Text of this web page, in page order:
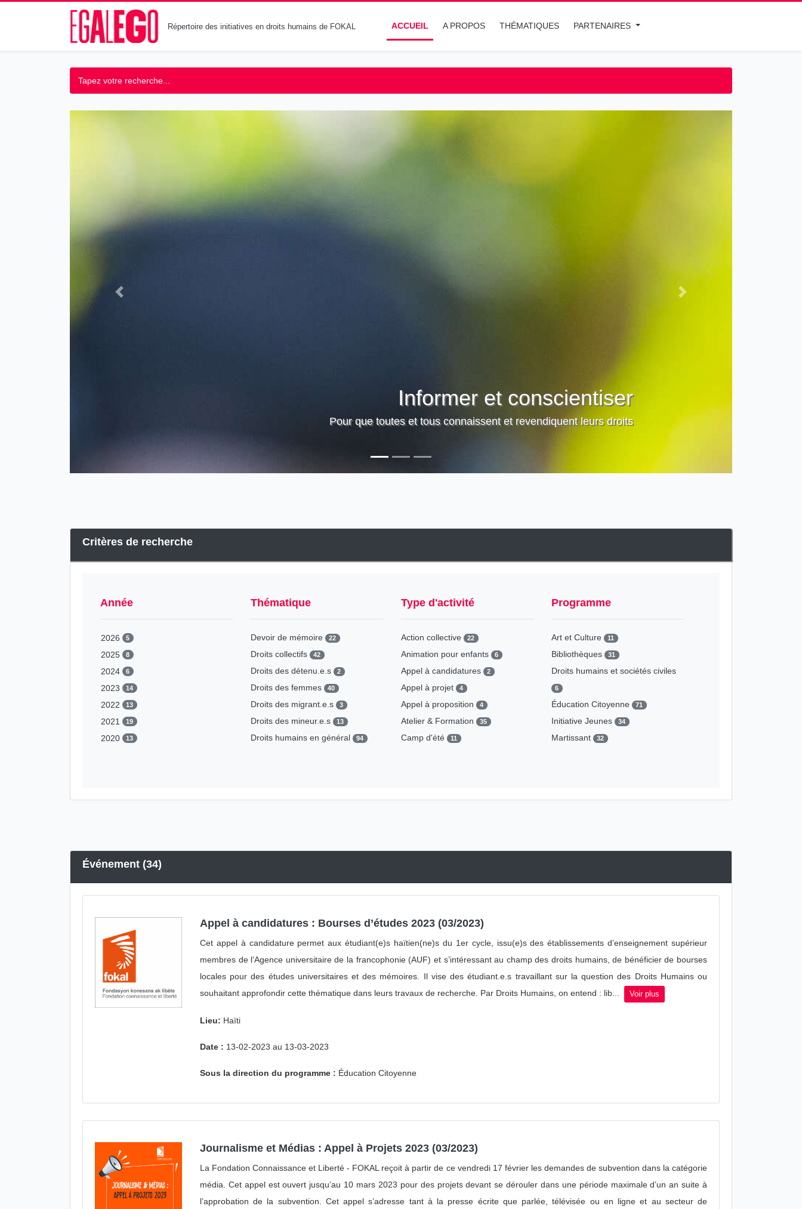
Répertoire des initiatives en droits humains de FOKAL ACCUEIL A PROPOS THÉMATIQUES PARTENAIRES
Accompagner et former
Pour que compétences et talents soient mis au service de la promotion des droits humains
Previous Next
Critères de recherche
Année
2026 5
2025 8
2024 6
2023 14
2022 13
2021 19
2020 13
Thématique
Devoir de mémoire 22
Droits collectifs 42
Droits des détenu.e.s 2
Droits des femmes 40
Droits des migrant.e.s 3
Droits des mineur.e.s 13
Droits humains en général 94
Type d'activité
Action collective 22
Animation pour enfants 6
Appel à candidatures 2
Appel à projet 4
Appel à proposition 4
Atelier & Formation 35
Camp d'été 11
Exposition 19
Foire & Festival
Interview
Journée de sensibilisation
Journée internationale
Publication
Spectacle
Subvention 13
Programme
Art et Culture 11
Bibliothèques 31
Droits humains et sociétés civiles
6
Éducation Citoyenne 71
Initiative Jeunes 34
Martissant 32
Événement (34)
Appel à candidatures : Bourses d’études 2023 (03/2023)
Cet appel à candidature permet aux étudiant(e)s haïtien(ne)s du 1er cycle, issu(e)s des établissements d’enseignement supérieur
membres de l’Agence universitaire de la francophonie (AUF) et s’intéressant au champ des droits humains, de bénéficier de bourses
locales pour des études universitaires et des mémoires. Il vise des étudiant.e.s travaillant sur la question des Droits Humains ou
souhaitant approfondir cette thématique dans leurs travaux de recherche. Par Droits Humains, on entend : lib...
Voir plus
Lieu: Haïti
Date : 13-02-2023 au 13-03-2023
Sous la direction du programme : Éducation Citoyenne
Journalisme et Médias : Appel à Projets 2023 (03/2023)
La Fondation Connaissance et Liberté - FOKAL reçoit à partir de ce vendredi 17 février les demandes de subvention dans la catégorie
média. Cet appel est ouvert jusqu’au 10 mars 2023 pour des projets devant se dérouler dans une période maximale d’un an suite à
l’approbation de la subvention. Cet appel s’adresse tant à la presse écrite que parlée, télévisée ou en ligne et au secteur de